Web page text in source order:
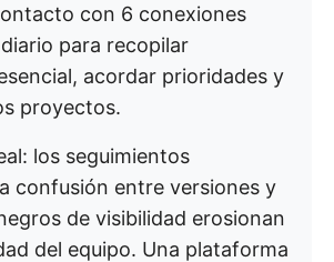
con 6 conexiones
para recopilar
acordar prioridades y
proyectos.
los seguimientos
confusión entre versiones y
de visibilidad erosionan
del equipo. Una plataforma